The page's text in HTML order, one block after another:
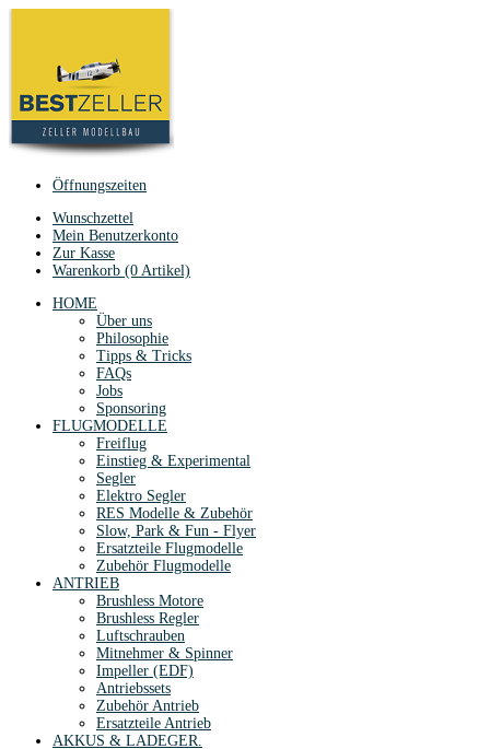
Öffnungszeiten
Wunschzettel
Mein Benutzerkonto
Zur Kasse
Warenkorb (0 Artikel)
HOME
Über uns
Philosophie
Tipps & Tricks
FAQs
Jobs
Sponsoring
FLUGMODELLE
Freiflug
Einstieg & Experimental
Segler
Elektro Segler
RES Modelle & Zubehör
Slow, Park & Fun - Flyer
Ersatzteile Flugmodelle
Zubehör Flugmodelle
ANTRIEB
Brushless Motore
Brushless Regler
Luftschrauben
Mitnehmer & Spinner
Impeller (EDF)
Antriebssets
Zubehör Antrieb
Ersatzteile Antrieb
AKKUS & LADEGER.